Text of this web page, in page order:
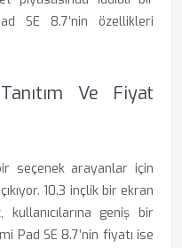
SE 8.7’nin özellikleri
Ve Fiyat
seçenek arayanlar için
10.3 inçlik bir ekran
geniş bir
Pad SE 8.7’nin fiyatı ise